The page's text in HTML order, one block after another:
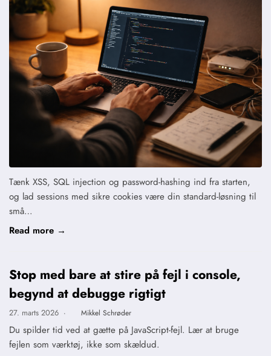
Tænk XSS, SQL injection og password-hashing ind fra starten,
og lad sessions med sikre cookies være din standard-løsning til
små…
Read more →
Stop med bare at stire på fejl i console,
begynd at debugge rigtigt
27. marts 2026 · Mikkel Schrøder
Du spilder tid ved at gætte på JavaScript-fejl. Lær at bruge
fejlen som værktøj, ikke som skældud.